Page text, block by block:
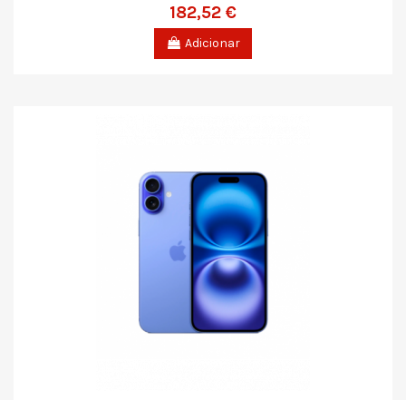
182,52 €
Adicionar